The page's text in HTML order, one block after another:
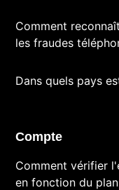
Comment
les fraudes
Dans quels pays
Compte
Comment vérifier
en fonction du